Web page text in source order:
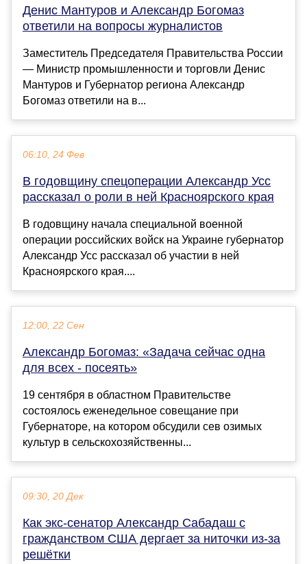
Денис Мантуров и Александр Богомаз
ответили на вопросы журналистов
Заместитель Председателя Правительства России
— Министр промышленности и торговли Денис
Мантуров и Губернатор региона Александр
Богомаз ответили на в...
06:10, 24 Фев
В годовщину спецоперации Александр Усс
рассказал о роли в ней Красноярского края
В годовщину начала специальной военной
операции российских войск на Украине губернатор
Александр Усс рассказал об участии в ней
Красноярского края....
12:00, 22 Сен
Александр Богомаз: «Задача сейчас одна
для всех - посеять»
19 сентября в областном Правительстве
состоялось еженедельное совещание при
Губернаторе, на котором обсудили сев озимых
культур в сельскохозяйственны...
09:30, 20 Дек
Как экс-сенатор Александр Сабадаш с
гражданством США дергает за ниточки из-за
решётки